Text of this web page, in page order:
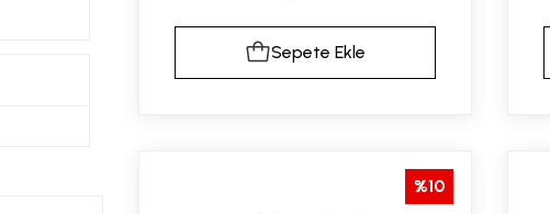
Sepete Ekle
%10